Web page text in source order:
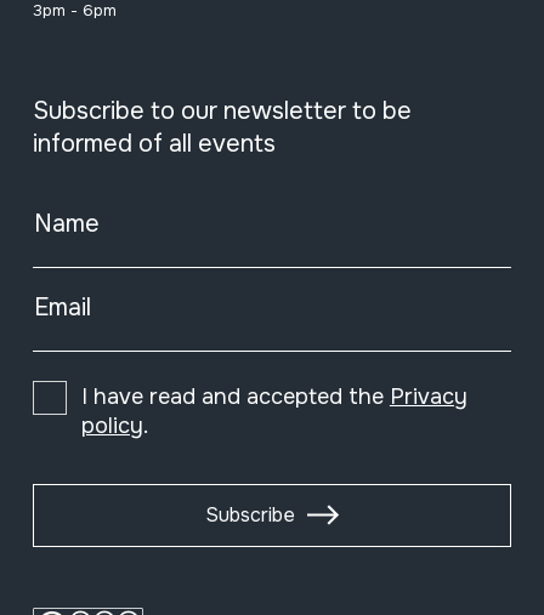
3pm - 6pm
Subscribe to our newsletter to be
informed of all events
Name
Email
I have read and accepted the Privacy
policy.
Subscribe